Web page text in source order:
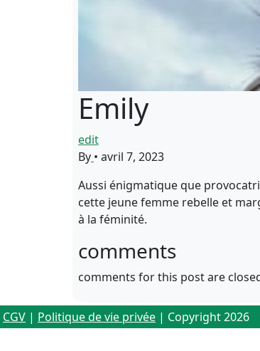
Emily
edit
By • avril 7, 2023
Aussi énigmatique que
cette jeune femme rebelle et
à la féminité.
comments
comments for this post are
CGV | Politique de vie privée | Copyright 2026